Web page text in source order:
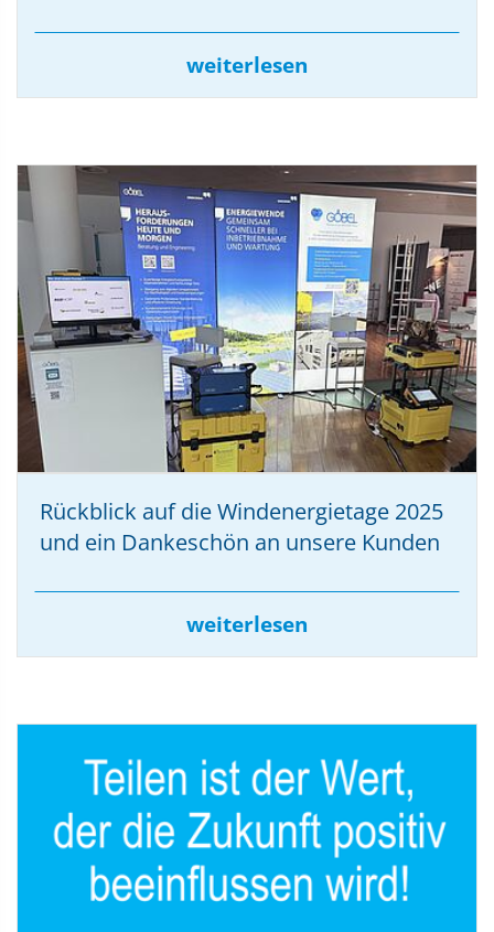
weiterlesen
Rückblick auf die Windenergietage 2025
und ein Dankeschön an unsere Kunden
weiterlesen